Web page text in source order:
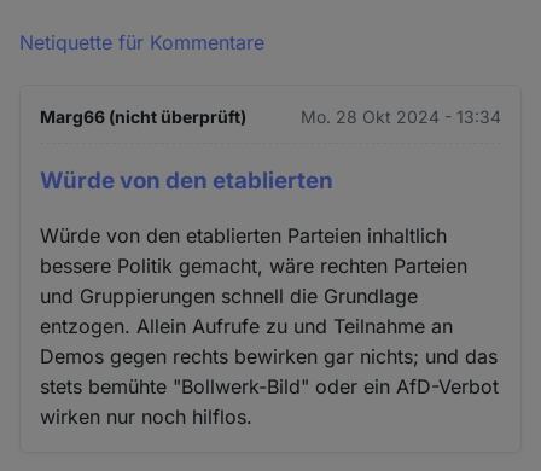
Netiquette für Kommentare
Marg66 (nicht überprüft) Mo. 28 Okt 2024 - 13:34
Würde von den etablierten
Würde von den etablierten Parteien inhaltlich
bessere Politik gemacht, wäre rechten Parteien
und Gruppierungen schnell die Grundlage
entzogen. Allein Aufrufe zu und Teilnahme an
Demos gegen rechts bewirken gar nichts; und das
stets bemühte "Bollwerk-Bild" oder ein AfD-Verbot
wirken nur noch hilflos.